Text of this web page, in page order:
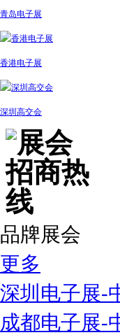
青岛电子展
香港电子展
深圳高交会
品牌展会
更多
深圳电子展-
成都电子展-